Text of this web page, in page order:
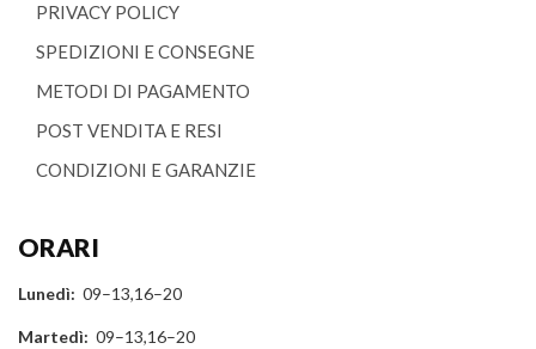
PRIVACY POLICY
SPEDIZIONI E CONSEGNE
METODI DI PAGAMENTO
POST VENDITA E RESI
CONDIZIONI E GARANZIE
ORARI
Lunedì: 09–13,16–20
Martedì: 09–13,16–20